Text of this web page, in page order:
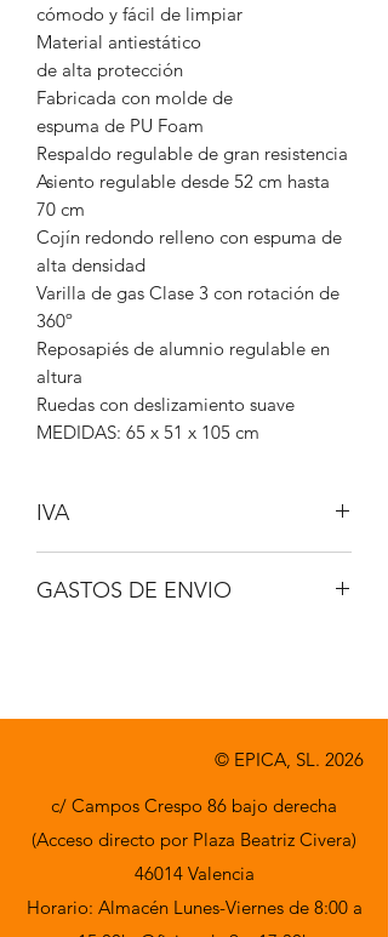
cómodo y fácil de limpiar
Material antiestático
de alta protección
Fabricada con molde de
espuma de PU Foam
Respaldo regulable de gran resistencia
Asiento regulable desde 52 cm hasta
70 cm
Cojín redondo relleno con espuma de
alta densidad
Varilla de gas Clase 3 con rotación de
360º
Reposapiés de alumnio regulable en
altura
Ruedas con deslizamiento suave
MEDIDAS: 65 x 51 x 105 cm
IVA
GASTOS DE ENVIO
© EPICA, SL. 2026
c/ Campos Crespo 86 bajo derecha
(Acceso directo por Plaza Beatriz Civera)
46014 Valencia
Horario: Almacén Lunes-Viernes de 8:00 a